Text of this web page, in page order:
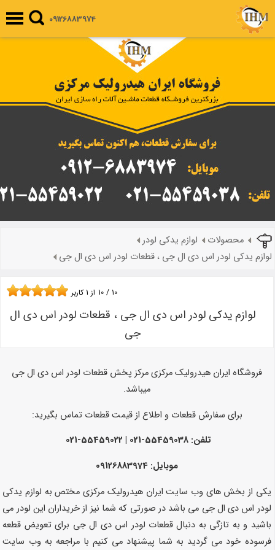
09126883974
محصولات
لوازم یدکی لودر
لوازم یدکی لودر اس دی ال جی ، قطعات لودر اس دی ال جی
لوازم یدکی لودر اس دی ال جی ، قطعات لودر اس دی ال
جی
10 / 10 از 1کاربر
فروشگاه ایران هیدرولیک مرکزی مرکز پخش قطعات لودر اس دی ال جی
میباشد.
برای سفارش قطعات و اطلاع از قیمت قطعات تماس بگیرید:
تلفن: 55459038-021 | 55459022-021
موبایل: 09126883974
یکی از بخش های وب سایت ایران هیدرولیک مرکزی مختص به لوازم یدکی
لودر اس دی ال جی می باشد در صورتی که شما نیز از خریداران این لودر می
باشید و به تازگی به دنبال قطعات لودر اس دی ال جی برای تعویض قطعه
فرسوده خود می گردید به شما پیشنهاد می کنیم با مراجعه به وب سایت